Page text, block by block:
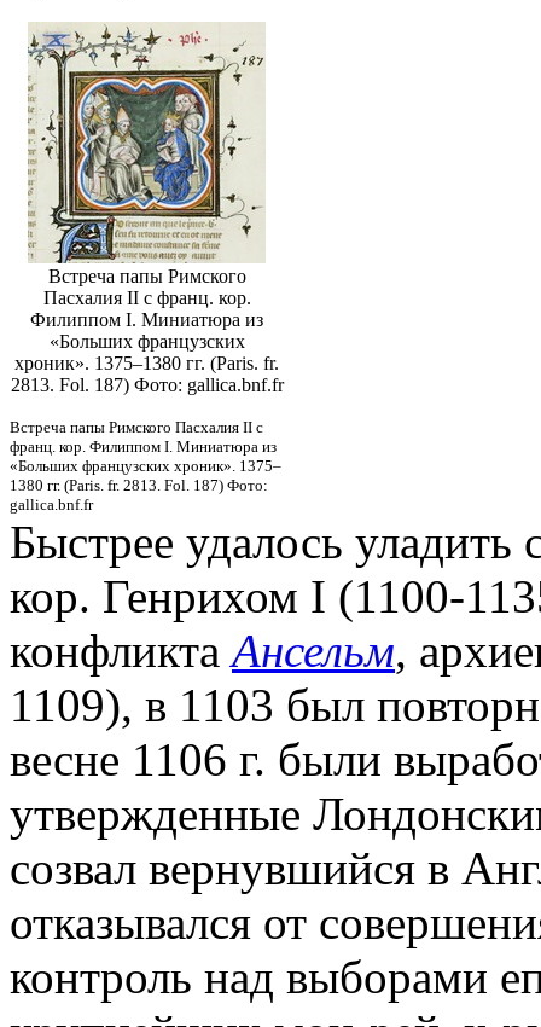
Встреча папы Римского
Пасхалия II с франц. кор.
Филиппом I. Миниатюра из
«Больших французских
хроник». 1375–1380 гг. (Paris. fr.
2813. Fol. 187) Фото: gallica.bnf.fr
Встреча папы Римского Пасхалия II с
франц. кор. Филиппом I. Миниатюра из
«Больших французских хроник». 1375–
1380 гг. (Paris. fr. 2813. Fol. 187) Фото:
gallica.bnf.fr
Быстрее удалось уладить
кор. Генрихом I (1100-
конфликтаАнсельм,
1109), в 1103 был
весне 1106 г. были
утвержденные
созвал вернувшийся в
отказывался от
контроль над выборами